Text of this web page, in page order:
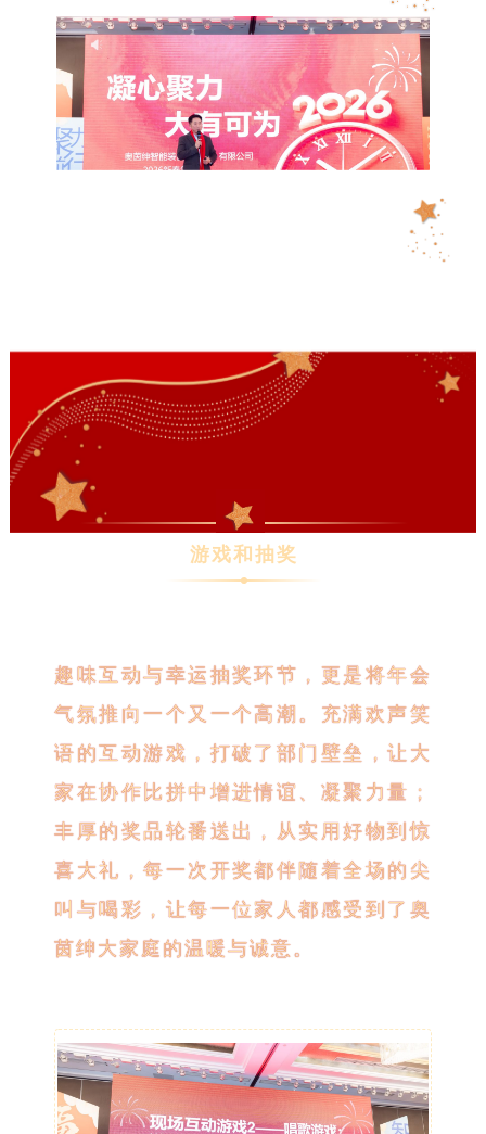
游戏和抽奖
趣味互动与幸运抽奖环节，更是将年会
气氛推向一个又一个高潮。充满欢声笑
语的互动游戏，打破了部门壁垒，让大
家在协作比拼中增进情谊、凝聚力量；
丰厚的奖品轮番送出，从实用好物到惊
喜大礼，每一次开奖都伴随着全场的尖
叫与喝彩，让每一位家人都感受到了奥
茵绅大家庭的温暖与诚意。